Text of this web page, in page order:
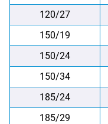
120/27
150/19
150/24
150/34
185/24
185/29